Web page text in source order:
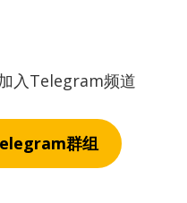
入Telegram频道
群组